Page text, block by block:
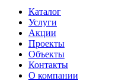
Каталог
Услуги
Акции
Проекты
Объекты
Контакты
О компании